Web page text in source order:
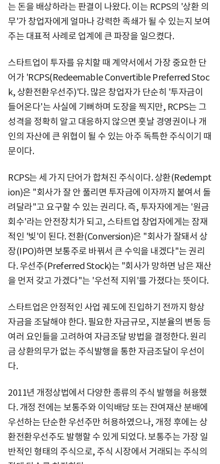
는 돈을 배상하라는 판결이 나왔다. 이는 RCPS의 '상환 의
무'가 창업자에게 얼마나 강력한 족쇄가 될 수 있는지 보여
주는 대표적 사례로 업계에 큰 파장을 일으켰다.
스타트업이 투자를 유치할 때 계약서에서 가장 중요한 단
어가 'RCPS(Redeemable Convertible Preferred Stoc
k, 상환전환우선주)'다. 많은 창업자가 단순히 '투자금이
들어온다'는 사실에 기뻐하며 도장을 찍지만, RCPS는 그
성격을 정확히 알고 대응하지 않으면 훗날 경영권이나 개
인의 자산에 큰 위협이 될 수 있는 아주 독특한 주식이기 때
문이다.
RCPS는 세 가지 단어가 합쳐진 주식이다. 상환(Redempt
ion)은 "회사가 잘 안 풀리면 투자금에 이자까지 붙여서 돌
려달라"고 요구할 수 있는 권리다. 즉, 투자자에게는 '원금
회수'라는 안전장치가 되고, 스타트업 창업자에게는 잠재
적인 '빚'이 된다. 전환(Conversion)은 "회사가 잘돼서 상
장(IPO)하면 보통주로 바꿔서 큰 수익을 내겠다"는 권리
다. 우선주(Preferred Stock)는 "회사가 망하면 남은 재산
을 먼저 갖고 가겠다"는 '우선적 지위'를 가졌다는 뜻이다.
스타트업은 안정적인 사업 궤도에 진입하기 전까지 항상
자금을 조달해야 한다. 필요한 자금규모, 지분율의 변동 등
여러 요인들을 고려하여 자금조달 방법을 결정한다. 원리
금 상환의무가 없는 주식발행을 통한 자금조달이 우선이
다.
2011년 개정상법에서 다양한 종류의 주식 발행을 허용했
다. 개정 전에는 보통주와 이익배당 또는 잔여재산 분배에
우선하는 단순한 우선주만 허용하였으나, 개정 후에는 상
환전환우선주도 발행할 수 있게 되었다. 보통주는 가장 일
반적인 형태의 주식으로, 주식 시장에서 거래되는 주식의